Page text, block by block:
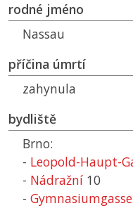
rodné jméno
Nassau
příčina úmrtí
zahynula
bydliště
Brno:
- Leopold-Haupt-
- Nádražní 10
-